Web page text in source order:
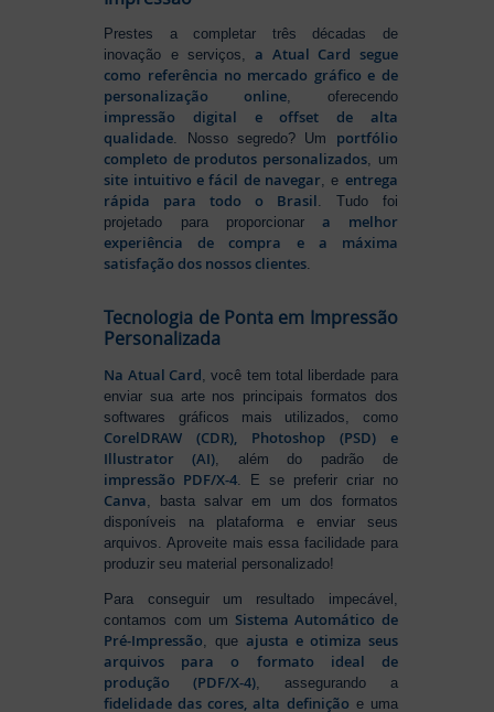
Prestes a completar três décadas de
inovação e serviços,a Atual Card segue
como referência no mercado gráfico e de
personalização online, oferecendo
impressão digital e offset de alta
qualidade. Nosso segredo? Um portfólio
completo de produtos personalizados, um
site intuitivo e fácil de navegar, e entrega
rápida para todo o Brasil. Tudo foi
projetado para proporcionara melhor
experiência de compra e a máxima
satisfação dos nossos clientes.
Tecnologia de Ponta em Impressão
Personalizada
Na Atual Card, você tem total liberdade para
enviar sua arte nos principais formatos dos
softwares gráficos mais utilizados, como
CorelDRAW (CDR), Photoshop (PSD) e
Illustrator (AI), além do padrão de
impressão PDF/X-4. E se preferir criar no
Canva, basta salvar em um dos formatos
disponíveis na plataforma e enviar seus
arquivos. Aproveite mais essa facilidade para
produzir seu material personalizado!
Para conseguir um resultado impecável,
contamos com um Sistema Automático de
Pré-Impressão , queajusta e otimiza seus
arquivos para o formato ideal de
produção (PDF/X-4) , assegurando a
fidelidade das cores, alta definição e uma